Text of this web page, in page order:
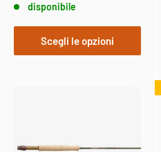
disponibile
Scegli le opzioni